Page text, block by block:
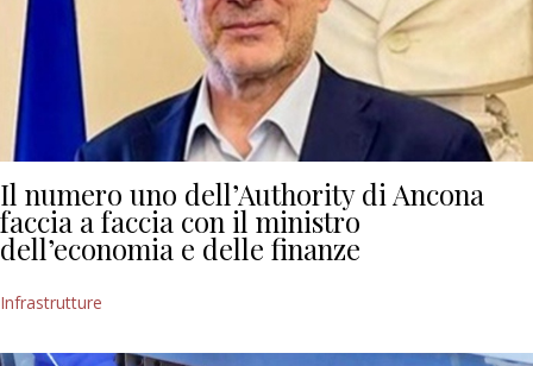
Il numero uno dell’Authority di Ancona
faccia a faccia con il ministro
dell’economia e delle finanze
Infrastrutture